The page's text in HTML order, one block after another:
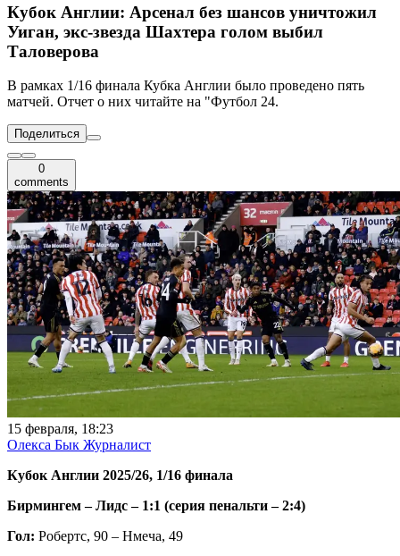
Кубок Англии: Арсенал без шансов уничтожил
Уиган, экс-звезда Шахтера голом выбил
Таловерова
В рамках 1/16 финала Кубка Англии было проведено пять
матчей. Отчет о них читайте на "Футбол 24.
Поделиться
0
comments
15 февраля, 18:23
Олекса Бык Журналист
Кубок Англии 2025/26, 1/16 финала
Бирмингем – Лидс – 1:1 (серия пенальти – 2:4)
Гол: Робертс, 90 – Нмеча, 49